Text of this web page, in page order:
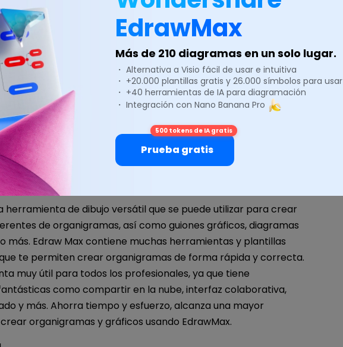
herramienta de dibujo versátil que se puede utilizar para crear
de organigramas, así como guiones gráficos, diagramas
más. Edraw Max contiene muchas herramientas y plantillas
te permiten crear organigramas de forma rápida y correcta.
muy útil para todos los profesionales, ya que tiene
como compartir en la nube, interfaz colaborativa,
y más. Ahorra tiempo y esfuerzo, alcanza una mayor
organigramas y gráficos usando EdrawMax.
EdrawMax
Más de 210 diagramas en un solo lugar.
・ Alternativa a Visio fácil de usar e intuitiva
・ +20.000 plantillas gratis y 26.000 símbolos para usar
・ +40 herramientas de IA para diagramación
・ Integración con Nano Banana Pro
500 tokens de IA gratis
Prueba gratis